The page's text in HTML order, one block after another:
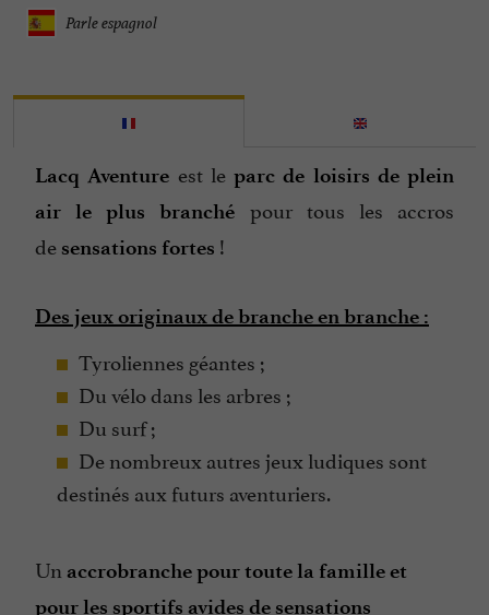
Parle espagnol
Lacq Aventure est le parc de loisirs de plein
air le plus branché
pour tous les accros
de sensations fortes !
Des jeux originaux de branche en branche :
Tyroliennes géantes ;
Du vélo dans les arbres ;
Du surf ;
De nombreux autres jeux ludiques sont
destinés aux futurs aventuriers.
Un accrobranche pour toute la famille et
pour les sportifs avides de sensations